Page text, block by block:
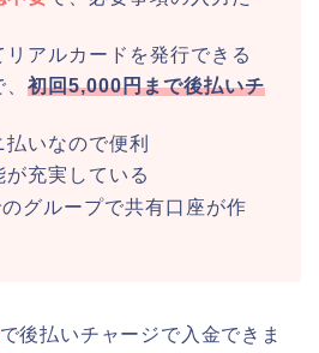
アルカードを発行できる
初回5,000円まで後払いチ
いなので便利
充実している
グループで共有口座が作
で後払いチャージで入金できま